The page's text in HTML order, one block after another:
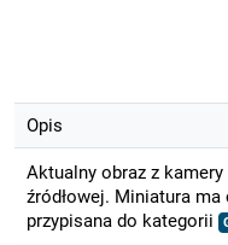
Opis
Aktualny obraz z
źródłowej. Miniatura
przypisana do kategorii